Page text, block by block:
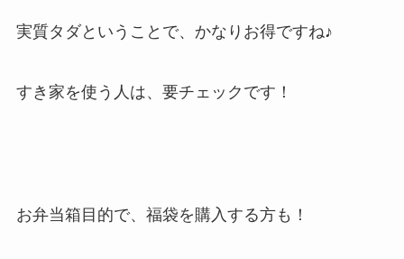
実質タダということで、かなりお得ですね♪
すき家を使う人は、要チェックです！
お弁当箱目的で、福袋を購入する方も！